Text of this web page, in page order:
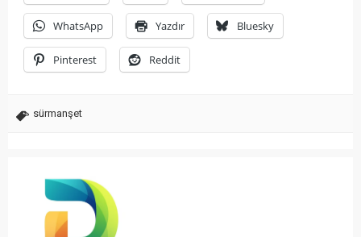
WhatsApp Yazdır Bluesky
Pinterest Reddit
sürmanşet